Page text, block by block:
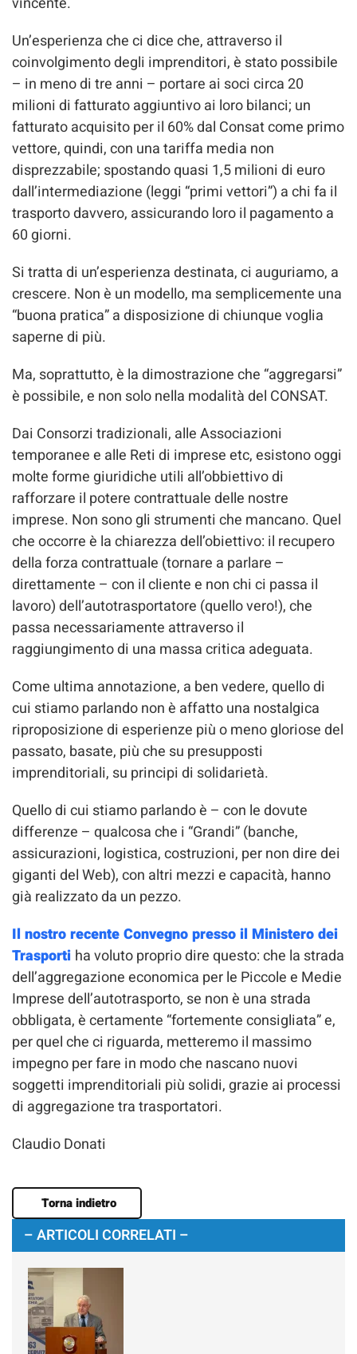
Un’esperienza che ci dice che, attraverso il
coinvolgimento degli imprenditori, è stato possibile
– in meno di tre anni – portare ai soci circa 20
milioni di fatturato aggiuntivo ai loro bilanci; un
fatturato acquisito per il 60% dal Consat come primo
vettore, quindi, con una tariffa media non
disprezzabile; spostando quasi 1,5 milioni di euro
dall’intermediazione (leggi “primi vettori”) a chi fa il
trasporto davvero, assicurando loro il pagamento a
60 giorni.
Si tratta di un’esperienza destinata, ci auguriamo, a
crescere. Non è un modello, ma semplicemente una
“buona pratica” a disposizione di chiunque voglia
saperne di più.
Ma, soprattutto, è la dimostrazione che “aggregarsi”
è possibile, e non solo nella modalità del CONSAT.
Dai Consorzi tradizionali, alle Associazioni
temporanee e alle Reti di imprese etc, esistono oggi
molte forme giuridiche utili all’obbiettivo di
rafforzare il potere contrattuale delle nostre
imprese. Non sono gli strumenti che mancano. Quel
che occorre è la chiarezza dell’obiettivo: il recupero
della forza contrattuale (tornare a parlare –
direttamente – con il cliente e non chi ci passa il
lavoro) dell’autotrasportatore (quello vero!), che
passa necessariamente attraverso il
raggiungimento di una massa critica adeguata.
Come ultima annotazione, a ben vedere, quello di
cui stiamo parlando non è affatto una nostalgica
riproposizione di esperienze più o meno gloriose del
passato, basate, più che su presupposti
imprenditoriali, su principi di solidarietà.
Quello di cui stiamo parlando è – con le dovute
differenze – qualcosa che i “Grandi” (banche,
assicurazioni, logistica, costruzioni, per non dire dei
giganti del Web), con altri mezzi e capacità, hanno
già realizzato da un pezzo.
Il nostro recente Convegno presso il Ministero dei
Trasporti ha voluto proprio dire questo: che la strada
dell’aggregazione economica per le Piccole e Medie
Imprese dell’autotrasporto, se non è una strada
obbligata, è certamente “fortemente consigliata” e,
per quel che ci riguarda, metteremo il massimo
impegno per fare in modo che nascano nuovi
soggetti imprenditoriali più solidi, grazie ai processi
di aggregazione tra trasportatori.
Claudio Donati
Torna indietro
– ARTICOLI CORRELATI –